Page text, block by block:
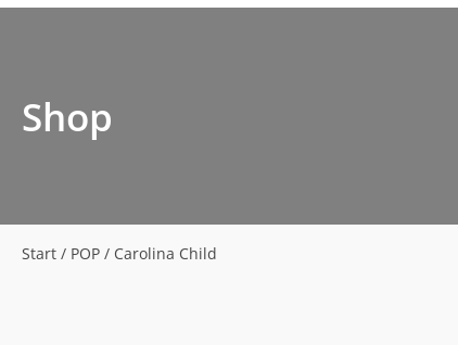
Shop
Start / POP / Carolina Child